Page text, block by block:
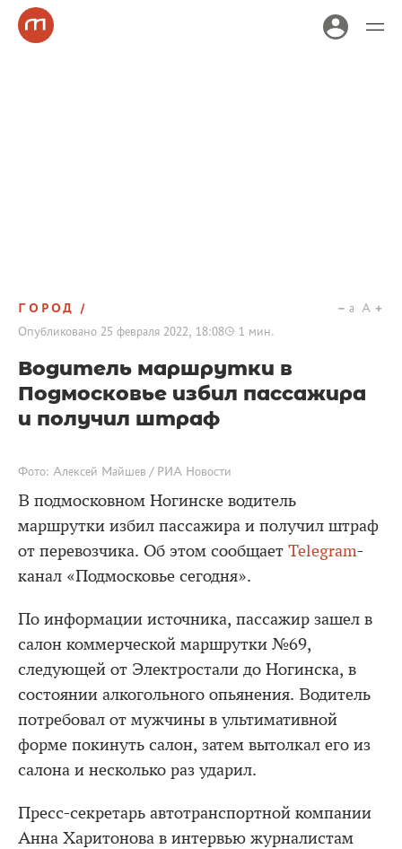
ГОРОД
Опубликовано 25 февраля 2022, 18:08 1 мин.
a A
Водитель маршрутки в
Подмосковье избил пассажира
и получил штраф
Фото: Алексей Майшев / РИА Новости
В подмосковном Ногинске водитель
маршрутки избил пассажира и получил штраф
от перевозчика. Об этом сообщает Telegram-
канал «Подмосковье сегодня».
По информации источника, пассажир зашел в
салон коммерческой маршрутки №69,
следующей от Электростали до Ногинска, в
состоянии алкогольного опьянения. Водитель
потребовал от мужчины в ультимативной
форме покинуть салон, затем вытолкал его из
салона и несколько раз ударил.
Пресс-секретарь автотранспортной компании
Анна Харитонова в интервью журналистам